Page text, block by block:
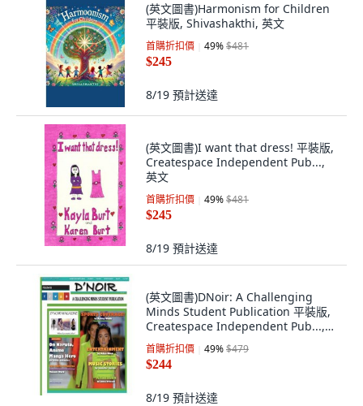
(英文圖書)Harmonism for Children
平裝版, Shivashakthi, 英文
首購折扣價 49%$481
$245
8/19 預計送達
(英文圖書)I want that dress! 平裝版,
Createspace Independent Pub...,
英文
首購折扣價 49%$481
$245
8/19 預計送達
(英文圖書)DNoir: A Challenging
Minds Student Publication 平裝版,
Createspace Independent Pub...,
英文
首購折扣價 49%$479
$244
8/19 預計送達